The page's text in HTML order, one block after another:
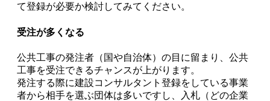
て登録が必要か検討してみてください。
受注が多くなる
公共工事の発注者（国や自治体）の目に留まり、 公共
工事を受注できるチャンスが上がります。
発注する際に建設コンサルタント登録をしている事業
者から相手を選ぶ団体は多いですし、入札（どの企業